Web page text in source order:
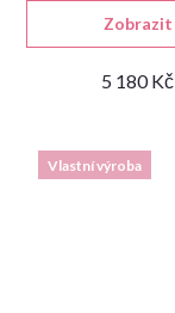
5 180 Kč
Zobrazit
Vlastní výroba